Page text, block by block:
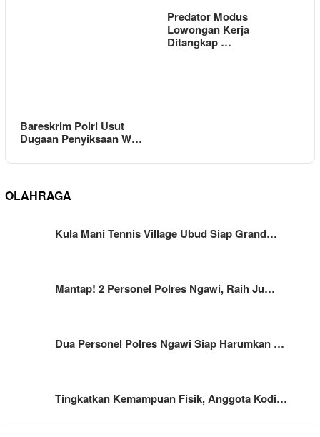
Bareskrim Polri Usut
Dugaan Penyiksaan W…
Predator Modus
Lowongan Kerja
Ditangkap …
OLAHRAGA
Kula Mani Tennis Village Ubud Siap Grand…
Mantap! 2 Personel Polres Ngawi, Raih Ju…
Dua Personel Polres Ngawi Siap Harumkan …
Tingkatkan Kemampuan Fisik, Anggota Kodi…